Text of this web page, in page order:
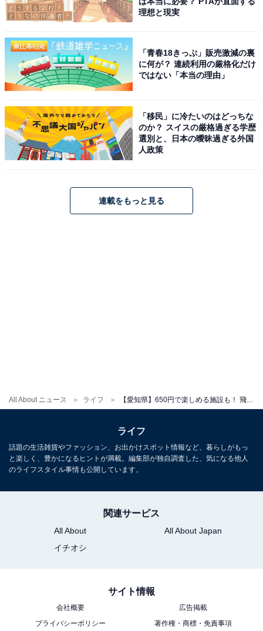
All About ニュース ライフ
「こまき楽の湯」公式Webサイトより
希少な単純Rn泉の天然温泉露天風呂・露天岩風呂・壺風
呂・美泡風呂など多彩なお風呂がそろいます。男湯には
FDA演出の「飛行機サウナ」と「乾式遠赤外線高温サウ
ートロウリュサウナ」の4種のサウナを完備。そのほか5
種の岩盤浴・コワーキングスペース・食事処「楽然」も
利用できます。年中無休で平日950円（会員850円）で利
用できます。
9:00〜24:00（最終受付 23:00、年中無休）
タオルが含まれますが、別途入泉料が必要です。
土・日・祝：1000円（会員：900円）／岩盤房 750円
（会員：650円）
【愛知県の人気スーパー銭湯】「こまき楽の
温泉と飛行機サウナが自慢の施設
理想と現実
「青春18きっぷ」販売激減の裏
に何が？ 連続利用の厳格化だけ
ではない「本当の理由」
「移民」に冷たいのはどっちな
のか？ スイスの厳格過ぎる学歴
選別と、日本の曖昧過ぎる外国
人政策
連載をもっと見る
ライフ
話題の生活雑貨やファッション、お出かけスポット情報など、暮らしがもっ
と楽しく、豊かになるヒントが満載。編集部が独自調査した、気になる他人
のライフスタイル事情も公開しています。
関連サービス
All About
All About Japan
イチオシ
サイト情報
会社概要
広告掲載
プライバシーポリシー
著作権・商標・免責事項